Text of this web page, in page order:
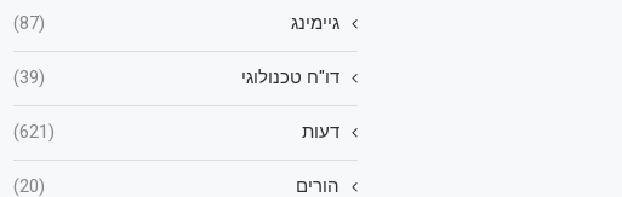
גיימינג (87)
דו"ח טכנולוגי (39)
דעות (621)
הורים (20)